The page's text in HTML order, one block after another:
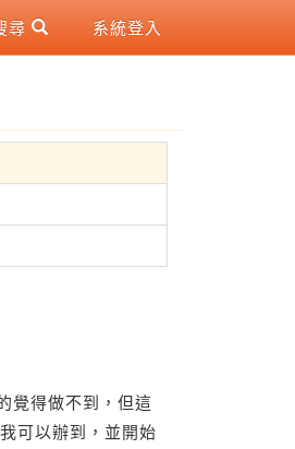
尋 系統登入
覺得做不到，但這
可以辦到，並開始